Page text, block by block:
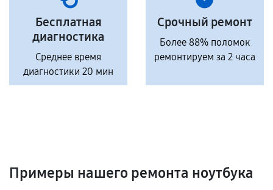
Бесплатная
диагностика
Среднее время
диагностики 20 мин
Срочный ремонт
Более 88% поломок
ремонтируем за 2 часа
Примеры нашего ремонта ноутбука